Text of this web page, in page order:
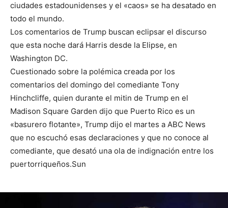
ciudades estadounidenses y el «caos» se ha desatado en
todo el mundo.
Los comentarios de Trump buscan eclipsar el discurso
que esta noche dará Harris desde la Elipse, en
Washington DC.
Cuestionado sobre la polémica creada por los
comentarios del domingo del comediante Tony
Hinchcliffe, quien durante el mitin de Trump en el
Madison Square Garden dijo que Puerto Rico es un
«basurero flotante», Trump dijo el martes a ABC News
que no escuchó esas declaraciones y que no conoce al
comediante, que desató una ola de indignación entre los
puertorriqueños.Sun